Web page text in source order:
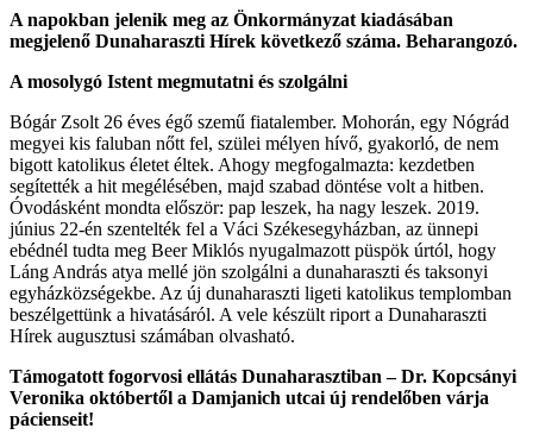
A napokban jelenik meg az Önkormányzat kiadásában
megjelenő Dunaharaszti Hírek következő száma. Beharangozó.
A mosolygó Istent megmutatni és szolgálni
Bógár Zsolt 26 éves égő szemű fiatalember. Mohorán, egy Nógrád
megyei kis faluban nőtt fel, szülei mélyen hívő, gyakorló, de nem
bigott katolikus életet éltek. Ahogy megfogalmazta: kezdetben
segítették a hit megélésében, majd szabad döntése volt a hitben.
Óvodásként mondta először: pap leszek, ha nagy leszek. 2019.
június 22-én szentelték fel a Váci Székesegyházban, az ünnepi
ebédnél tudta meg Beer Miklós nyugalmazott püspök úrtól, hogy
Láng András atya mellé jön szolgálni a dunaharaszti és taksonyi
egyházközségekbe. Az új dunaharaszti ligeti katolikus templomban
beszélgettünk a hivatásáról. A vele készült riport a Dunaharaszti
Hírek augusztusi számában olvasható.
Támogatott fogorvosi ellátás Dunaharasztiban – Dr. Kopcsányi
Veronika októbertől a Damjanich utcai új rendelőben várja
pácienseit!